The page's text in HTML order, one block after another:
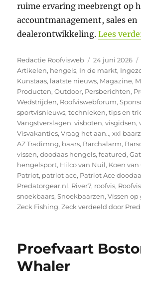
ruime ervaring meebrengt op
accountmanagement, sales en
dealerontwikkeling.Lees
Auteur
Redactie Roofvisweb
Geplaatst
op
24 juni 2026
Artikelen, hengels, In de markt,
Kunstaas, laatste nieuws, Magazine,
Producten,Outdoor, Persberichten,
Wedstrijden, Roofviswebforum,
sportvisnieuws,technieken,tips en
Vangstverslagen,visboten,visgidsen,
Visvakanties,Vraag het aan..,xxl
AZ Tradimng, baars, Barchalarm,
vissen,doodaas hengels,featured,
hengelsport, Hilco van Nuil, Koen van
Patriot, patriot ace, Patriot Ace
Predatorgear.nl, River7, roofvis,
snoekbaars,Snoekbaarzen,Vissen op
Zeck Fishing,Zeck verdeeld door
Proefvaart
Whaler